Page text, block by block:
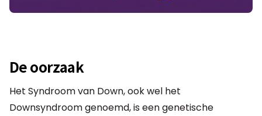
De oorzaak
Het Syndroom van Down, ook wel het
Downsyndroom genoemd, is een genetische